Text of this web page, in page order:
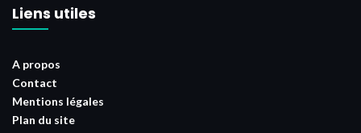
Liens utiles
A propos
Contact
Mentions légales
Plan du site